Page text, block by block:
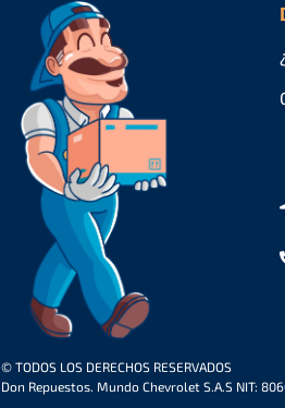
© TODOS LOS DERECHOS RESERVADOS
Don Repuestos. Mundo Chevrolet S.A.S NIT: